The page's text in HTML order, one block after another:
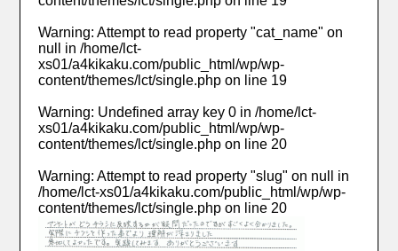
Warning: Attempt to read property "cat_name" on
null in/home/lct-
xs01/a4kikaku.com/public_html/wp/wp-
content/themes/lct/single.php on line 19
Warning: Undefined array key 0 in/home/lct-
xs01/a4kikaku.com/public_html/wp/wp-
content/themes/lct/single.php on line 20
Warning: Attempt to read property "slug" on null in
/home/lct-xs01/a4kikaku.com/public_html/wp/wp-
content/themes/lct/single.php on line 20